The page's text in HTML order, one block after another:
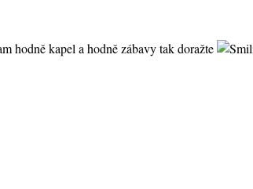
hodně kapel a hodně zábavy tak doražte